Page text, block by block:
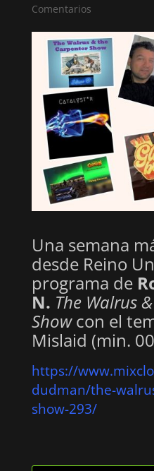
Comentarios
Una semana
desde Reino
programa de
N. The Walrus
Showcon el
Mislaid (min.
https://
dudman/the-
show-293/